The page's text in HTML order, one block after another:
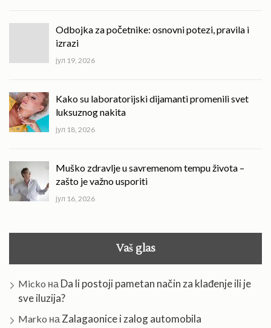
Odbojka za početnike: osnovni potezi, pravila i
izrazi
јул 19, 2026
Kako su laboratorijski dijamanti promenili svet
luksuznog nakita
јул 18, 2026
Muško zdravlje u savremenom tempu života –
zašto je važno usporiti
јул 16, 2026
Vaš glas
Micko на Da li postoji pametan način za klađenje ili je
sve iluzija?
Marko на Zalagaonice i zalog automobila